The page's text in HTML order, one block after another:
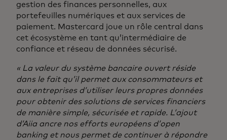
gestion des finances personnelles, aux
portefeuilles numériques et aux services de
paiement. Mastercard joue un rôle central dans
cet écosystème en tant qu’intermédiaire de
confiance et réseau de données sécurisé.
« La valeur du système bancaire ouvert réside
dans le fait qu’il permet aux consommateurs et
aux entreprises d’utiliser leurs propres données
pour obtenir des solutions de services financiers
de manière simple, sécurisée et rapide. L’ajout
d’Aiia ancre nos efforts européens d’open
banking et nous permet de continuer à répondre